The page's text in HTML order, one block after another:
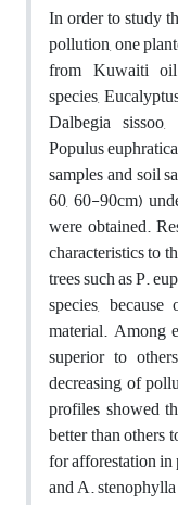
In order to study
pollution, one
from Kuwaiti
species,
Dalbegia
Populus
samples and soil
60, 60-90cm)
were obtained.
characteristics to
trees such as P.
species,
material. Among
superior to
decreasing of
profiles showed
better than others
for afforestation in
and A.